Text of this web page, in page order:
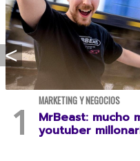
MARKETING Y NEGOCIOS
MrBeast: mucho
youtuber